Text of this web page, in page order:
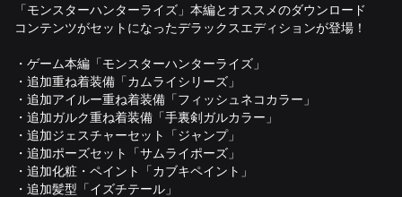
「モンスターハンターライズ」本編とオススメのダウンロード
コンテンツがセットになったデラックスエディションが登場！
・ゲーム本編「モンスターハンターライズ」
・追加重ね着装備「カムライシリーズ」
・追加アイルー重ね着装備「フィッシュネコカラー」
・追加ガルク重ね着装備「手裏剣ガルカラー」
・追加ジェスチャーセット「ジャンプ」
・追加ポーズセット「サムライポーズ」
・追加化粧・ペイント「カブキペイント」
・追加髪型「イズチテール」